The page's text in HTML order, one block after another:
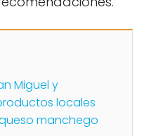
Miguel y
locales
manchego